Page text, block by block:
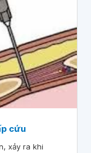
cứu
xảy ra khi